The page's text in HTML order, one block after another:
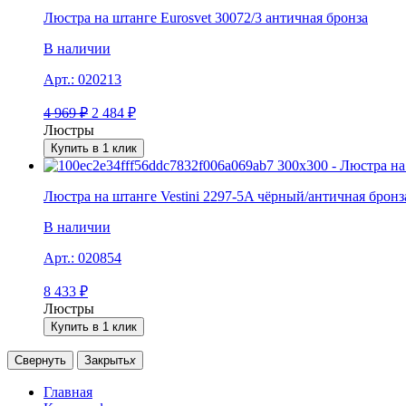
Люстра на штанге Eurosvet 30072/3 античная бронза
В наличии
Арт.: 020213
4 969₽ 2 484 ₽
Люстры
Купить в 1 клик
Люстра на штанге Vestini 2297-5A чёрный/античная
В наличии
Арт.: 020854
8 433 ₽
Люстры
Купить в 1 клик
Свернуть Закрытьx
Главная